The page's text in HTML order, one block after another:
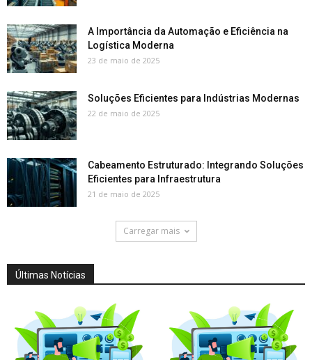
A Importância da Automação e Eficiência na
Logística Moderna
23 de maio de 2025
Soluções Eficientes para Indústrias Modernas
22 de maio de 2025
Cabeamento Estruturado: Integrando Soluções
Eficientes para Infraestrutura
21 de maio de 2025
Carregar mais
Últimas Notícias